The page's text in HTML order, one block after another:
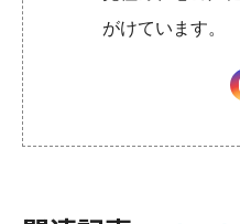
がけています。